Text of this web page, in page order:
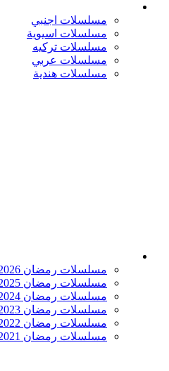
مسلسلات اجنبي
مسلسلات اسيوية
مسلسلات تركيه
مسلسلات عربي
مسلسلات هندية
مسلسلات رمضان 2026
مسلسلات رمضان 2025
مسلسلات رمضان 2024
مسلسلات رمضان 2023
مسلسلات رمضان 2022
مسلسلات رمضان 2021